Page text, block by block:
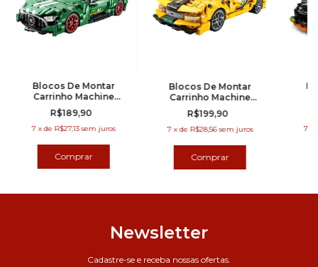
Blocos De Montar
Carrinho Machine
Player (89106)
R$189,90
7 xde R$27,13 sem juros
Blocos De Montar
Carrinho Machine
Player (89107)
R$199,90
7 xde R$28,56 sem juros 7
Newsletter
Cadastre-se e receba nossas ofertas.